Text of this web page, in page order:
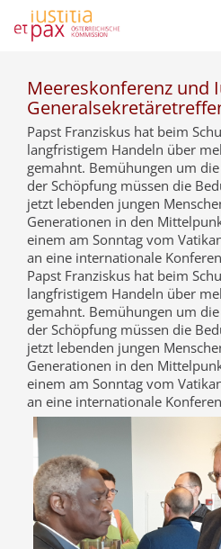
Meereskonferenz und
Papst Franziskus hat beim
langfristigem Handeln über
gemahnt. Bemühungen um
der Schöpfung müssen die
jetzt lebenden jungen
Generationen in den
einem am Sonntag vom
an eine internationale
Papst Franziskus hat beim
langfristigem Handeln über
gemahnt. Bemühungen um
der Schöpfung müssen die
jetzt lebenden jungen
Generationen in den
einem am Sonntag vom
an eine internationale